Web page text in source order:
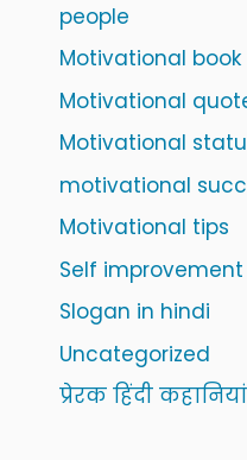
people
Motivational
Motivational
Motivational
motivational
Motivational tips
Self improvement
Slogan in hindi
Uncategorized
प्रेरक हिंदी कहानियां